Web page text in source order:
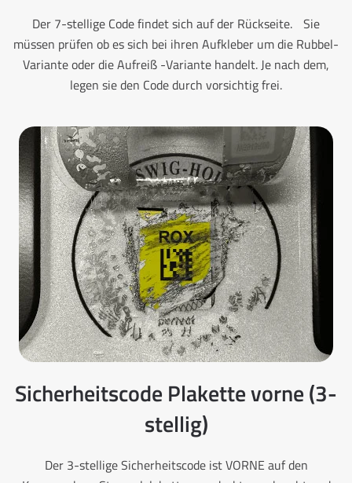
Der 7-stellige Code findet sich auf der Rückseite. Sie
müssen prüfen ob es sich bei ihren Aufkleber um die Rubbel-
Variante oder die Aufreiß -Variante handelt. Je nach dem,
legen sie den Code durch vorsichtig frei.
Sicherheitscode Plakette vorne (3-
stellig)
Der 3-stellige Sicherheitscode ist VORNE auf den